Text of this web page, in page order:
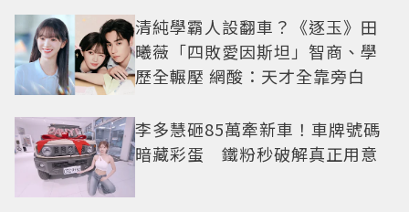
清純學霸人設翻車？《逐玉》田
曦薇「四敗愛因斯坦」智商、學
歷全輾壓 網酸：天才全靠旁白
李多慧砸85萬牽新車！車牌號碼
暗藏彩蛋 鐵粉秒破解真正用意